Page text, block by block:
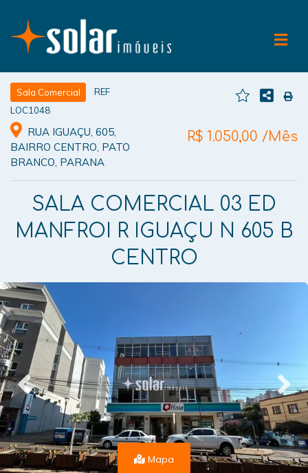
Sala Comercial
REF
LOC1048
RUA IGUAÇU, 605,
BAIRRO CENTRO, PATO
BRANCO, PARANA
R$ 1.050,00 /Mês
SALA COMERCIAL 03 ED
MANFROI R IGUAÇU N 605 B
CENTRO
Mapa